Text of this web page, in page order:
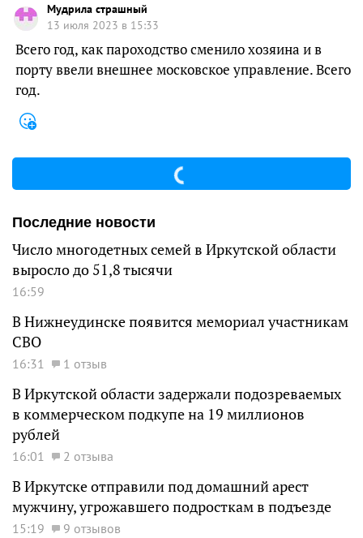
Мудрила страшный
13 июля 2023 в 15:33
Всего год, как пароходство сменило хозяина и в
порту ввели внешнее московское управление. Всего
год.
Последние новости
Число многодетных семей в Иркутской области
выросло до 51,8 тысячи
16:59
В Нижнеудинске появится мемориал участникам
СВО
16:31 1 отзыв
В Иркутской области задержали подозреваемых
в коммерческом подкупе на 19 миллионов
рублей
16:01 2 отзыва
В Иркутске отправили под домашний арест
мужчину, угрожавшего подросткам в подъезде
15:19
9 отзывов